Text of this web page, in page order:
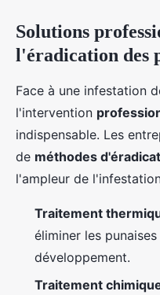
Solutions
l'éradication des
Face à une infestation
l'intervention
indispensable. Les
de méthodes
l'ampleur de
Traitement
éliminer les
développement.
Traitement